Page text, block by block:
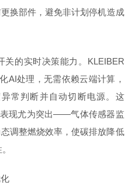
换部件，避免非计划停机造成
关的实时决策能力。KLEIBER
AI处理，无需依赖云端计算，
常判断并自动切断电源。这
表现尤为突出——气体传感器监
调整燃烧效率，使碳排放降低